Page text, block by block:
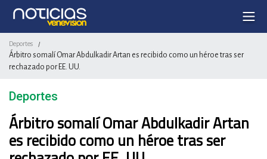
Deportes /
Árbitro somalí Omar Abdulkadir Artan es recibido como un héroe tras ser
rechazado por EE. UU.
Deportes
Árbitro somalí Omar Abdulkadir Artan
es recibido como un héroe tras ser